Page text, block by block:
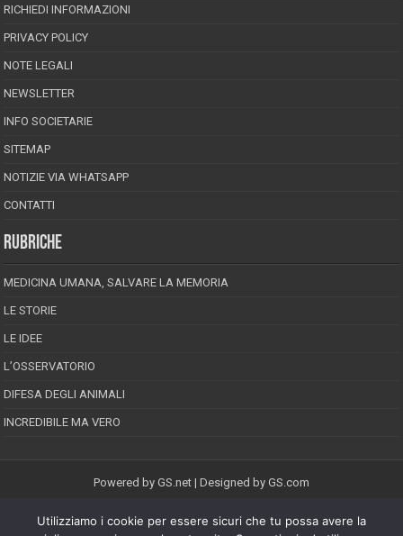
RICHIEDI INFORMAZIONI
PRIVACY POLICY
NOTE LEGALI
NEWSLETTER
INFO SOCIETARIE
SITEMAP
NOTIZIE VIA WHATSAPP
CONTATTI
RUBRICHE
MEDICINA UMANA, SALVARE LA MEMORIA
LE STORIE
LE IDEE
L’OSSERVATORIO
DIFESA DEGLI ANIMALI
INCREDIBILE MA VERO
Powered by GS.net | Designed by GS.com
EPINEION EDITRICE S.R.L.P.Iva 02008710689
Utilizziamo i cookie per essere sicuri che tu possa avere la